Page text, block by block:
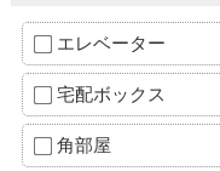
エレベーター
宅配ボックス
角部屋